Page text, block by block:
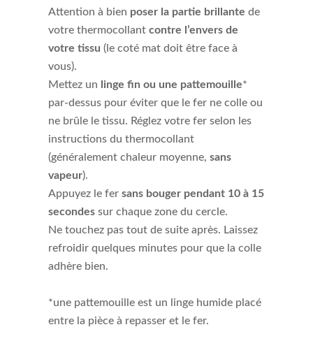
Attention à bien poser la partie brillante de
votre thermocollant contre l’envers de
votre tissu (le coté mat doit être face à
vous).
Mettez un
linge fin ou une pattemouille*
par-dessus pour éviter que le fer ne colle ou
ne brûle le tissu. Réglez votre fer selon les
instructions du thermocollant
(généralement chaleur moyenne, sans
vapeur).
Appuyez le fer sans bouger pendant 10 à 15
secondessur chaque zone du cercle.
Ne touchez pas tout de suite après. Laissez
refroidir quelques minutes pour que la colle
adhère bien.
*une pattemouille est un linge humide placé
entre la pièce à repasser et le fer.